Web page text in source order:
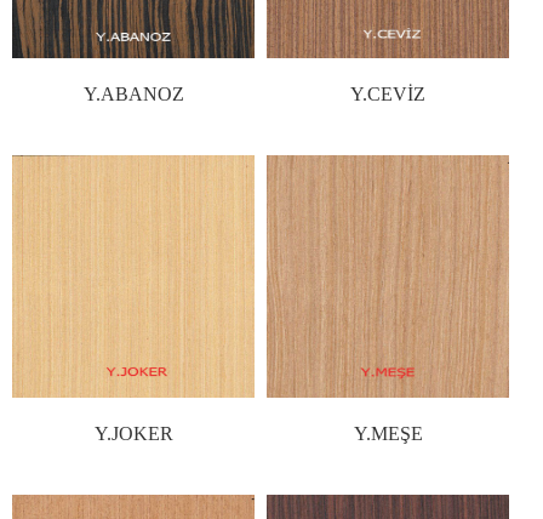
Y.ABANOZ Y.CEVİZ
Y.JOKER Y.MEŞE